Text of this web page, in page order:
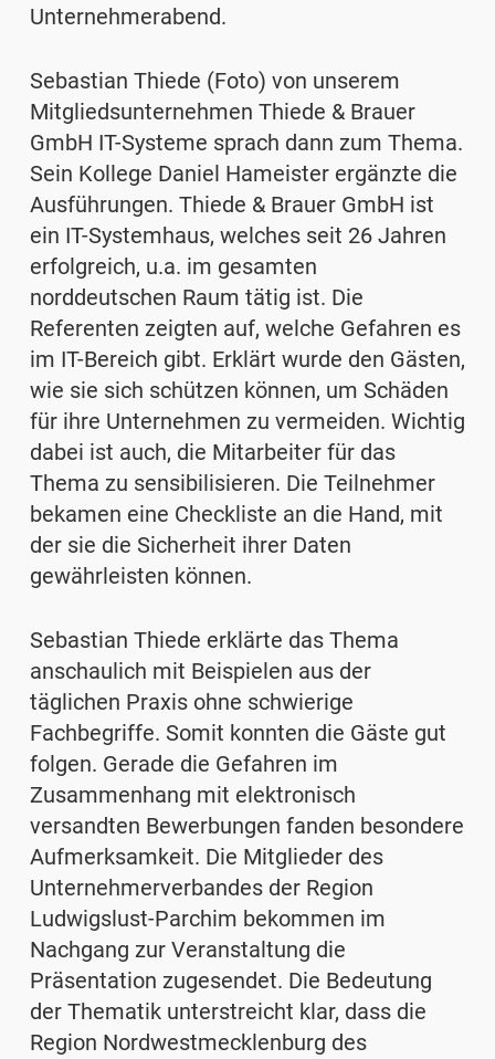
Unternehmerabend.
Sebastian Thiede (Foto) von unserem
Mitgliedsunternehmen Thiede & Brauer
GmbH IT-Systeme sprach dann zum Thema.
Sein Kollege Daniel Hameister ergänzte die
Ausführungen. Thiede & Brauer GmbH ist
ein IT-Systemhaus, welches seit 26 Jahren
erfolgreich, u.a. im gesamten
norddeutschen Raum tätig ist. Die
Referenten zeigten auf, welche Gefahren es
im IT-Bereich gibt. Erklärt wurde den Gästen,
wie sie sich schützen können, um Schäden
für ihre Unternehmen zu vermeiden. Wichtig
dabei ist auch, die Mitarbeiter für das
Thema zu sensibilisieren. Die Teilnehmer
bekamen eine Checkliste an die Hand, mit
der sie die Sicherheit ihrer Daten
gewährleisten können.
Sebastian Thiede erklärte das Thema
anschaulich mit Beispielen aus der
täglichen Praxis ohne schwierige
Fachbegriffe. Somit konnten die Gäste gut
folgen. Gerade die Gefahren im
Zusammenhang mit elektronisch
versandten Bewerbungen fanden besondere
Aufmerksamkeit. Die Mitglieder des
Unternehmerverbandes der Region
Ludwigslust-Parchim bekommen im
Nachgang zur Veranstaltung die
Präsentation zugesendet. Die Bedeutung
der Thematik unterstreicht klar, dass die
Region Nordwestmecklenburg des